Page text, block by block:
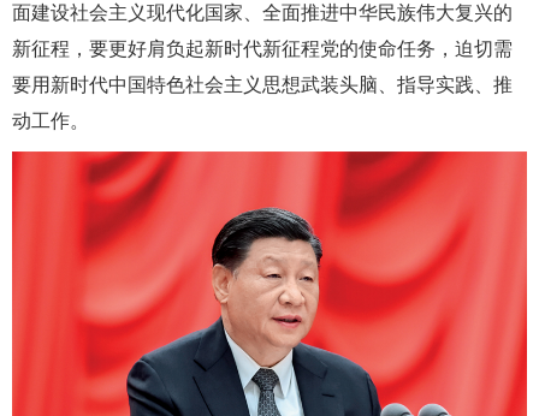
面建设社会主义现代化国家、全面推进中华民族伟大复兴的
新征程，要更好肩负起新时代新征程党的使命任务，迫切需
要用新时代中国特色社会主义思想武装头脑、指导实践、推
动工作。